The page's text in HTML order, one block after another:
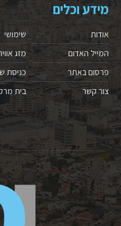
מידע וכלים
אודות
המייל האדום
פרסום באתר
צור קשר
שימושי
מזג
כניסת
בית